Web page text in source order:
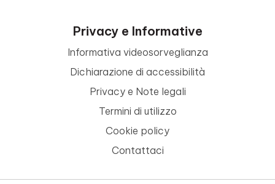
Privacy e Informative
Informativa videosorveglianza
Dichiarazione di accessibilità
Privacy e Note legali
Termini di utilizzo
Cookie policy
Contattaci